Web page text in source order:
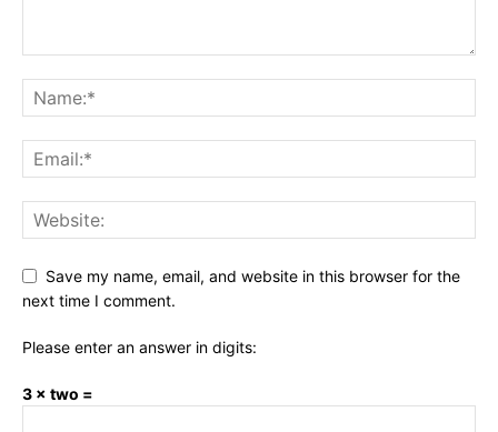
Save my name, email, and website in this browser for the
next time I comment.
Please enter an answer in digits:
3 × two =